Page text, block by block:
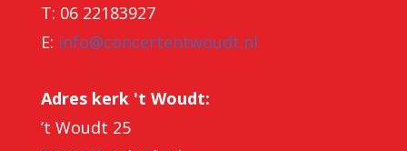
T: 06 22183927
E: info@concertentwoudt.nl
Adres kerk 't Woudt:
’t Woudt 25